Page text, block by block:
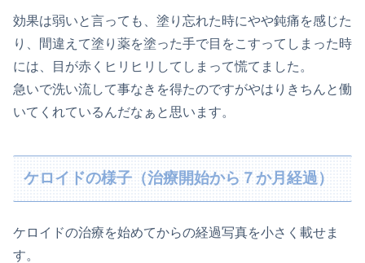
効果は弱いと言っても、塗り忘れた時にやや鈍痛を感じた
り、間違えて塗り薬を塗った手で目をこすってしまった時
には、目が赤くヒリヒリしてしまって慌てました。
急いで洗い流して事なきを得たのですがやはりきちんと働
いてくれているんだなぁと思います。
ケロイドの様子（治療開始から７か月経過）
ケロイドの治療を始めてからの経過写真を小さく載せま
す。